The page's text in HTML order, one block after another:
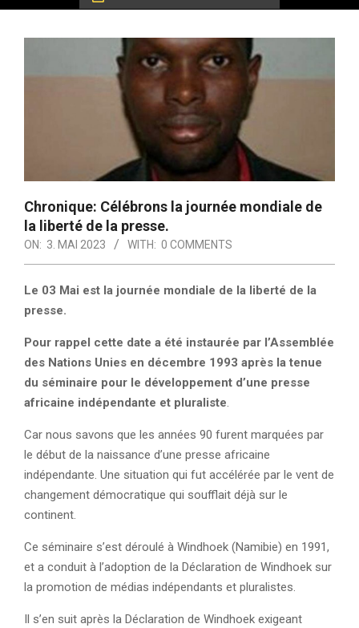
Chronique: Célébrons la journée mondiale de
la liberté de la presse.
ON: 3. MAI 2023 WITH: 0 COMMENTS
Le 03 Mai est la journée mondiale de la liberté de la
presse.
Pour rappel cette date a été instaurée par l’Assemblée
des Nations Unies en décembre 1993 après la tenue
du séminaire pour le développement d’une presse
africaine indépendante et pluraliste.
Car nous savons que les années 90 furent marquées par
le début de la naissance d’une presse africaine
indépendante. Une situation qui fut accélérée par le vent de
changement démocratique qui soufflait déjà sur le
continent.
Ce séminaire s’est déroulé à Windhoek (Namibie) en 1991,
et a conduit à l’adoption de la Déclaration de Windhoek sur
la promotion de médias indépendants et pluralistes.
Il s’en suit après la Déclaration de Windhoek exigeant